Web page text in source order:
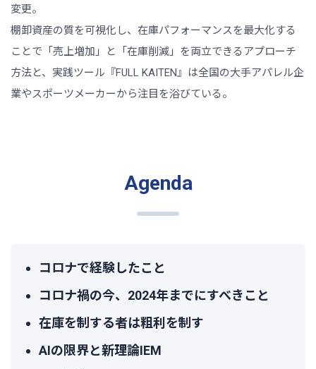
変更。
棚卸資産の質を可視化し、在庫パフォーマンスを最大化する
ことで「売上増加」と「在庫削減」を両立できるアプローチ
方法と、実践ツール『FULL KAITEN』は全国の大手アパレル企
業やスポーツメーカーから注目を浴びている。
Agenda
コロナで経験したこと
コロナ禍の今、2024年までにすべきこと
在庫を制する者は粗利を制す
AIの限界と新理論IEM